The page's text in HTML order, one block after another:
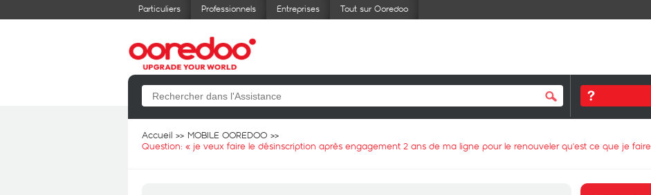
Particuliers Professionnels Entreprises Tout sur Ooredoo
Accueil
MOBILE OOREDOO
Question: « je veux faire le désinscription après engagement 2 ans de ma ligne pour le renouveler qu'est ce que je faire